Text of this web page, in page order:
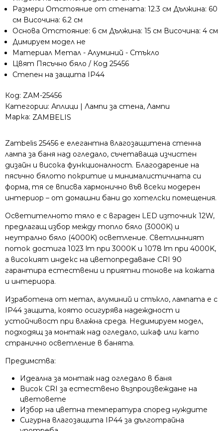
Размери Отстояние от стената: 12.3 см Дължина: 60
см Височина: 6.2 см
Основа Отстояние: 6 см Дължина: 15 см Височина: 4 см
Димируем модел не
Материал Метал - Алуминий - Стъкло
Цвят Пясъчно бяло / Код 25456
Степен на защита IP44
Код: ZAM-25456
Категории: Аплици | Лампи за стена, Лампи
Марка: ZAMBELIS
Zambelis 25456 е елегантна влагозащитена стенна
лампа за баня над огледало, съчетаваща изчистен
дизайн и висока функционалност. Благодарение на
пясъчно бялото покритие и минималистичната си
форма, тя се вписва хармонично във всеки модерен
интериор – от домашни бани до хотелски помещения.
Осветителното тяло е с вграден LED източник 12W,
предлагащ избор между топло бяло (3000K) и
неутрално бяло (4000K) осветление. Светлинният
поток достига 1023 lm при 3000K и 1078 lm при 4000K,
а високият индекс на цветопредаване CRI 90
гарантира естествени и приятни тонове на кожата
и интериора.
Изработена от метал, алуминий и стъкло, лампата е с
IP44 защита, която осигурява надеждност и
устойчивост при влажна среда. Недимируем модел,
подходящ за монтаж над огледало, шкаф или като
странично осветление в банята.
Предимства:
Идеална за монтаж над огледало в баня
Висок CRI за естествено възпроизвеждане на
цветовете
Избор на цветна температура според нуждите
Сигурна влагозащита IP44 за дълготрайна